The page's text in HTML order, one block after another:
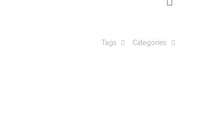
Categories
Tags